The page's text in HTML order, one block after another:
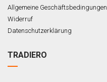
Allgemeine Geschäftsbedingungen
Widerruf
Datenschutzerklärung
TRADIERO